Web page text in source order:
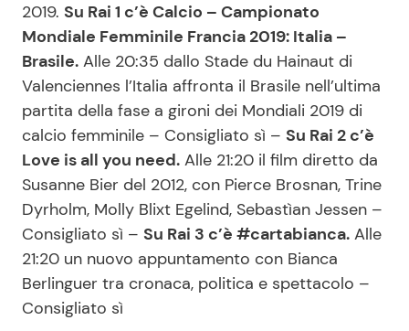
Festività Ricette per Bambini
Seguici
Info
Chi siamo
Disclaimer e Privacy
Redazione
2019. Su Rai 1 c’è Calcio – Campionato
Mondiale Femminile Francia 2019: Italia –
Brasile. Alle 20:35 dallo Stade du Hainaut di
Valenciennes l’Italia affronta il Brasile nell’ultima
partita della fase a gironi dei Mondiali 2019 di
calcio femminile – Consigliato sì – Su Rai 2 c’è
Love is all you need. Alle 21:20 il film diretto da
Susanne Bier del 2012, con Pierce Brosnan, Trine
Dyrholm, Molly Blixt Egelind, Sebastìan Jessen –
Consigliato sì – Su Rai 3 c’è #cartabianca. Alle
21:20 un nuovo appuntamento con Bianca
Berlinguer tra cronaca, politica e spettacolo –
Consigliato sì